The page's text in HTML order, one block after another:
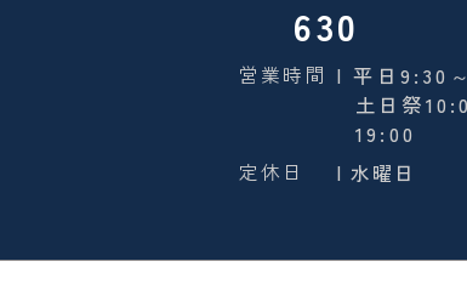
630
営業時間 | 平日9:30
土日祭
19:00
定休日
| 水曜日